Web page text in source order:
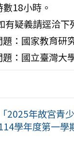
18小時。
有疑義請逕洽下
題：國家教育研
題：國立臺灣大
「2025年故宮青
學年度第一學